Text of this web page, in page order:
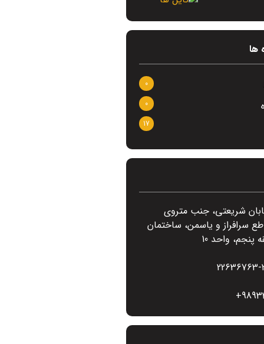
ها
0
0
17
شریعتی، جنب متروی
سرافراز و یاسمن، ساختمان
پنجم، واحد 10
22636763-